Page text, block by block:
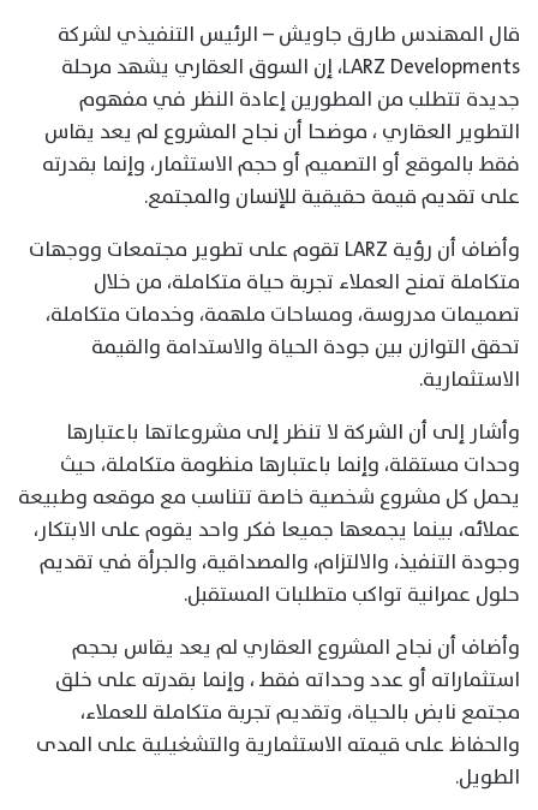
قال المهندس طارق جاويش – الرئيس التنفيذي لشركة
LARZ Developments، إن السوق العقاري يشهد مرحلة
جديدة تتطلب من المطورين إعادة النظر في مفهوم
التطوير العقاري ، موضحا أن نجاح المشروع لم يعد يقاس
فقط بالموقع أو التصميم أو حجم الاستثمار، وإنما بقدرته
على تقديم قيمة حقيقية للإنسان والمجتمع.
وأضاف أن رؤية LARZ تقوم على تطوير مجتمعات ووجهات
متكاملة تمنح العملاء تجربة حياة متكاملة، من خلال
تصميمات مدروسة، ومساحات ملهمة، وخدمات متكاملة،
تحقق التوازن بين جودة الحياة والاستدامة والقيمة
الاستثمارية.
وأشار إلى أن الشركة لا تنظر إلى مشروعاتها باعتبارها
وحدات مستقلة، وإنما باعتبارها منظومة متكاملة، حيث
يحمل كل مشروع شخصية خاصة تتناسب مع موقعه وطبيعة
عملائه، بينما يجمعها جميعا فكر واحد يقوم على الابتكار،
وجودة التنفيذ، والالتزام، والمصداقية، والجرأة في تقديم
حلول عمرانية تواكب متطلبات المستقبل.
وأضاف أن نجاح المشروع العقاري لم يعد يقاس بحجم
استثماراته أو عدد وحداته فقط ، وإنما بقدرته على خلق
مجتمع نابض بالحياة، وتقديم تجربة متكاملة للعملاء،
والحفاظ على قيمته الاستثمارية والتشغيلية على المدى
الطويل.